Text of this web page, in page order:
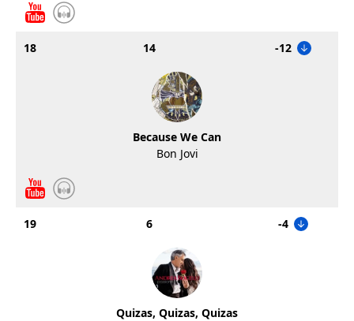
18 14 -12
Because We Can
Bon Jovi
19 6 -4
Quizas, Quizas, Quizas